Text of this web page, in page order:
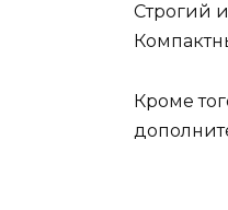
Строгий
Кроме